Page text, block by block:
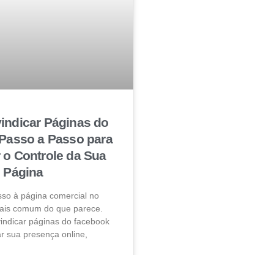
Páginas do
a Passo para
Controle da Sua
Página
à página comercial no
comum do que parece.
páginas do facebook
sua presença online,